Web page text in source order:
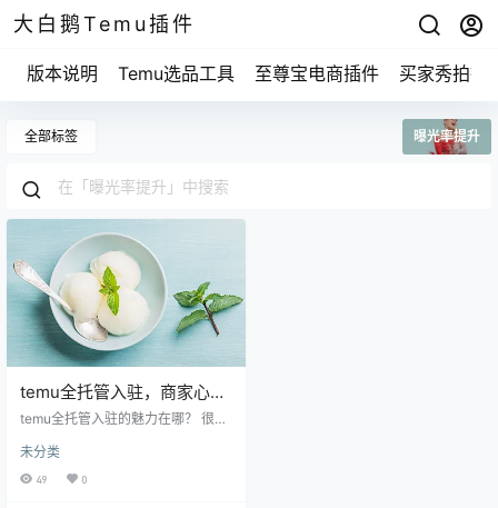
大白鹅Temu插件
版本说明 Temu选品工具 至尊宝电商插件 买家秀拍摄
全部标签 曝光率提升
temu全托管入驻，商家心中
的“宝藏点”竟然是这个？
temu全托管入驻的魅力在哪？ 很多
往觉得累心。你可能也遇到过这样
的情况，产品好，价格也公道，可
未分类
49 0